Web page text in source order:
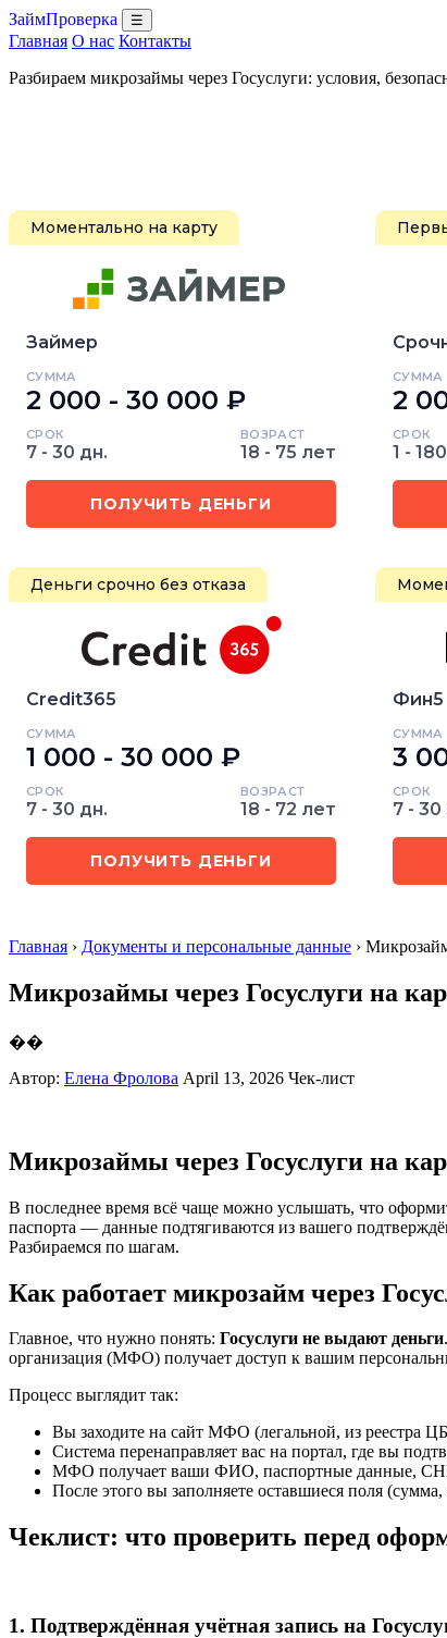
ЗаймПроверка ☰
Главная О нас Контакты
Разбираем микрозаймы через Госуслуги: условия,
Моментально на карту
Займер
СУММА
2 000 - 30 000 ₽
СРОК
7 - 30 дн.
ВОЗРАСТ
18 - 75 лет
ПОЛУЧИТЬ ДЕНЬГИ
СУММА
2
СРОК
1 -
Деньги срочно без отказа
Credit365
СУММА
1 000 - 30 000 ₽
СРОК
7 - 30 дн.
ВОЗРАСТ
18 - 72 лет
ПОЛУЧИТЬ ДЕНЬГИ
Фин5
СУММА
3
СРОК
7 - 30
Главная › Документы и персональные данные ›
Микрозаймы через Госуслуги на
��
Автор: Елена Фролова April 13, 2026 Чек-лист
Микрозаймы через Госуслуги на
В последнее время всё чаще можно услышать, что
паспорта — данные подтягиваются из вашего
Разбираемся по шагам.
Как работает микрозайм через
Главное, что нужно понять: Госуслуги не выдают деньги
организация (МФО) получает доступ к вашим
Процесс выглядит так:
Вы заходите на сайт МФО (легальной, из реестра
Система перенаправляет вас на портал, где вы
МФО получает ваши ФИО, паспортные данные,
После этого вы заполняете оставшиеся поля
Чеклист: что проверить перед
1. Подтверждённая учётная запись на